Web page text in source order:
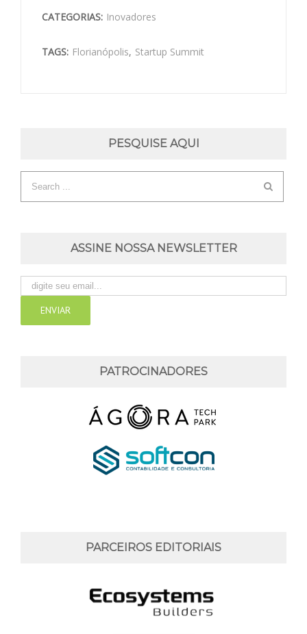
CATEGORIAS: Inovadores
TAGS: Florianópolis, Startup Summit
PESQUISE AQUI
ASSINE NOSSA NEWSLETTER
PATROCINADORES
PARCEIROS EDITORIAIS